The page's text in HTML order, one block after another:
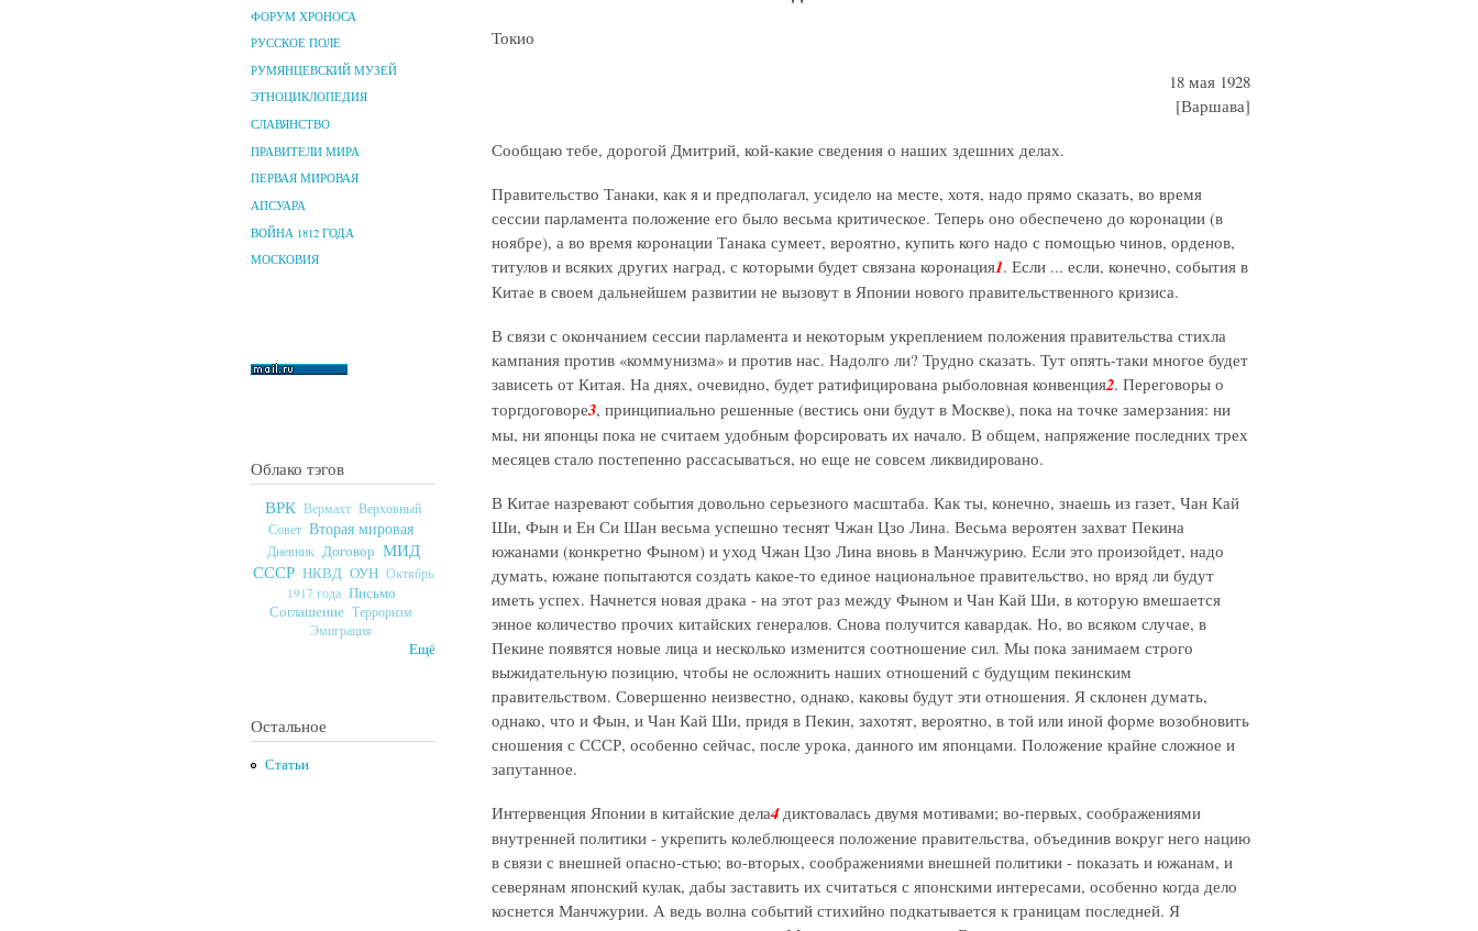
ФОРУМ ХРОНОСА
РУССКОЕ ПОЛЕ
РУМЯНЦЕВСКИЙ МУЗЕЙ
ЭТНОЦИКЛОПЕДИЯ
СЛАВЯНСТВО
ПРАВИТЕЛИ МИРА
ПЕРВАЯ МИРОВАЯ
АПСУАРА
ВОЙНА 1812 ГОДА
МОСКОВИЯ
Облако тэгов
ВРК Вермахт Верховный
Совет Вторая мировая
Дневник Договор МИД
СССР НКВД ОУН Октябрь
1917 года Письмо
Соглашение Терроризм
Эмиграция
Ещё
Остальное
Статьи
Токио
18 мая 1928
[Варшава]
Сообщаю тебе, дорогой Дмитрий, кой-какие сведения о наших здешних делах.
Правительство Танаки, как я и предполагал, усидело на месте, хотя, надо прямо сказать, во время
сессии парламента положение его было весьма критическое. Теперь оно обеспечено до коронации (в
ноябре), а во время коронации Танака сумеет, вероятно, купить кого надо с помощью чинов, орденов,
титулов и всяких других наград, с которыми будет связана коронация1. Если ... если, конечно, события в
Китае в своем дальнейшем развитии не вызовут в Японии нового правительственного кризиса.
В связи с окончанием сессии парламента и некоторым укреплением положения правительства стихла
кампания против «коммунизма» и против нас. Надолго ли? Трудно сказать. Тут опять-таки многое будет
зависеть от Китая. На днях, очевидно, будет ратифицирована рыболовная конвенция2. Переговоры о
торгдоговоре3, принципиально решенные (вестись они будут в Москве), пока на точке замерзания: ни
мы, ни японцы пока не считаем удобным форсировать их начало. В общем, напряжение последних трех
месяцев стало постепенно рассасываться, но еще не совсем ликвидировано.
В Китае назревают события довольно серьезного масштаба. Как ты, конечно, знаешь из газет, Чан Кай
Ши, Фын и Ен Си Шан весьма успешно теснят Чжан Цзо Лина. Весьма вероятен захват Пекина
южанами (конкретно Фыном) и уход Чжан Цзо Лина вновь в Манчжурию. Если это произойдет, надо
думать, южане попытаются создать какое-то единое национальное правительство, но вряд ли будут
иметь успех. Начнется новая драка - на этот раз между Фыном и Чан Кай Ши, в которую вмешается
энное количество прочих китайских генералов. Снова получится кавардак. Но, во всяком случае, в
Пекине появятся новые лица и несколько изменится соотношение сил. Мы пока занимаем строго
выжидательную позицию, чтобы не осложнить наших отношений с будущим пекинским
правительством. Совершенно неизвестно, однако, каковы будут эти отношения. Я склонен думать,
однако, что и Фын, и Чан Кай Ши, придя в Пекин, захотят, вероятно, в той или иной форме возобновить
сношения с СССР, особенно сейчас, после урока, данного им японцами. Положение крайне сложное и
запутанное.
Интервенция Японии в китайские дела4диктовалась двумя мотивами; во-первых, соображениями
внутренней политики - укрепить колеблющееся положение правительства, объединив вокруг него нацию
в связи с внешней опасно-стью; во-вторых, соображениями внешней политики - показать и южанам, и
северянам японский кулак, дабы заставить их считаться с японскими интересами, особенно когда дело
коснется Манчжурии. А ведь волна событий стихийно подкатывается к границам последней. Я